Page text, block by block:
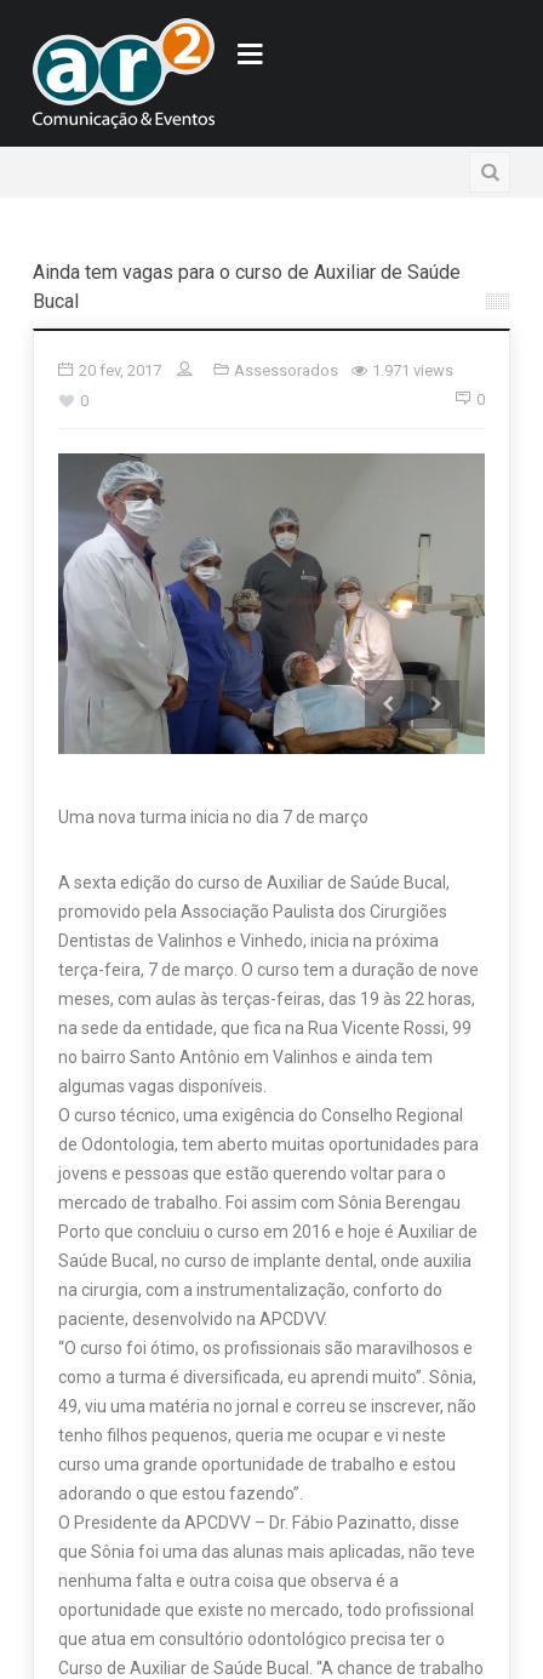
Ainda tem vagas para o curso de Auxiliar de Saúde
Bucal
20 fev, 2017 Assessorados
1.971 views
0
0
Uma nova turma inicia no dia 7 de março
A sexta edição do curso de Auxiliar de Saúde Bucal,
promovido pela Associação Paulista dos Cirurgiões
Dentistas de Valinhos e Vinhedo, inicia na próxima
terça-feira, 7 de março. O curso tem a duração de nove
meses, com aulas às terças-feiras, das 19 às 22 horas,
na sede da entidade, que fica na Rua Vicente Rossi, 99
no bairro Santo Antônio em Valinhos e ainda tem
algumas vagas disponíveis.
O curso técnico, uma exigência do Conselho Regional
de Odontologia, tem aberto muitas oportunidades para
jovens e pessoas que estão querendo voltar para o
mercado de trabalho. Foi assim com Sônia Berengau
Porto que concluiu o curso em 2016 e hoje é Auxiliar de
Saúde Bucal, no curso de implante dental, onde auxilia
na cirurgia, com a instrumentalização, conforto do
paciente, desenvolvido na APCDVV.
“O curso foi ótimo, os profissionais são maravilhosos e
como a turma é diversificada, eu aprendi muito”. Sônia,
49, viu uma matéria no jornal e correu se inscrever, não
tenho filhos pequenos, queria me ocupar e vi neste
curso uma grande oportunidade de trabalho e estou
adorando o que estou fazendo”.
O Presidente da APCDVV – Dr. Fábio Pazinatto, disse
que Sônia foi uma das alunas mais aplicadas, não teve
nenhuma falta e outra coisa que observa é a
oportunidade que existe no mercado, todo profissional
que atua em consultório odontológico precisa ter o
Curso de Auxiliar de Saúde Bucal. “A chance de trabalho